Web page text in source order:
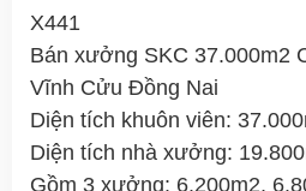
X441
Bán xưởng SKC 37.000m2
Vĩnh Cửu Đồng Nai
Diện tích khuôn viên:
Diện tích nhà xưởng:
Gồm 3 xưởng: 6.200m2,